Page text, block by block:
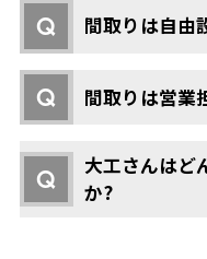
Q 間取りは自由
Q 間取りは営業
Q
大工さんはど
か?